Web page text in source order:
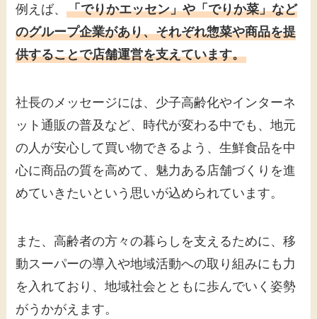
例えば、「でりかエッセン」や「でりか菜」など
のグループ企業があり、それぞれ惣菜や商品を提
供することで店舗運営を支えています。
社長のメッセージには、少子高齢化やインターネ
ット通販の普及など、時代が変わる中でも、地元
の人が安心して買い物できるよう、生鮮食品を中
心に商品の質を高めて、魅力ある店舗づくりを進
めていきたいという思いが込められています。
また、高齢者の方々の暮らしを支えるために、移
動スーパーの導入や地域活動への取り組みにも力
を入れており、地域社会とともに歩んでいく姿勢
がうかがえます。